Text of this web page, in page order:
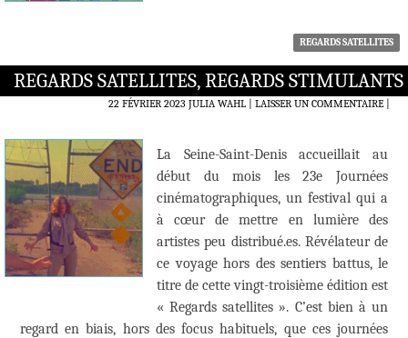
REGARDS SATELLITES
REGARDS SATELLITES, REGARDS STIMULANTS
22 FÉVRIER 2023 JULIA WAHL LAISSER UN COMMENTAIRE|
La Seine-Saint-Denis accueillait au
début du mois les 23e Journées
cinématographiques, un festival qui a
à cœur de mettre en lumière des
artistes peu distribué.es. Révélateur de
ce voyage hors des sentiers battus, le
titre de cette vingt-troisième édition est
« Regards satellites ». C’est bien à un
regard en biais, hors des focus habituels, que ces journées